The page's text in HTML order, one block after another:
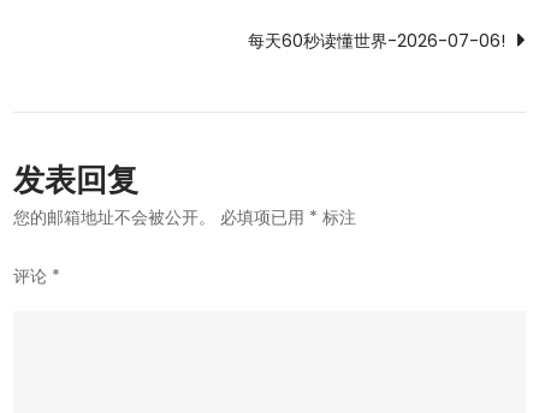
导
航
每天60秒读懂世界-2026-07-06!
发表回复
您的邮箱地址不会被公开。 必填项已用 * 标注
评论 *